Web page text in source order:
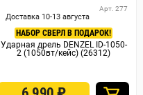
Доставка 10-13 августа
Арт. 277
НАБОР СВЕРЛ В ПОДАРОК!
Ударная дрель DENZEL ID-1050-
2 (1050вт/кейс) (26312)